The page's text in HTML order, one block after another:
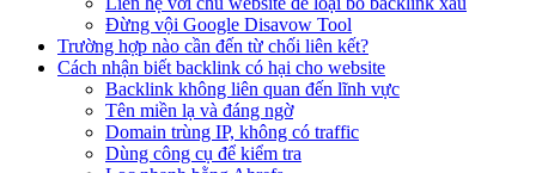
Đừng vội Google Disavow Tool
Trường hợp nào cần đến từ chối liên kết?
Cách nhận biết backlink có hại cho website
Backlink không liên quan đến lĩnh vực
Tên miền lạ và đáng ngờ
Domain trùng IP, không có traffic
Dùng công cụ để kiểm tra